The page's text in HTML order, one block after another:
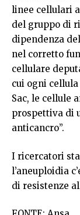
linee cellulari
del gruppo di
dipendenza
nel corretto
cellulare
cui ogni
Sac, le cellule
prospettiva di
anticancro”.
I ricercatori
l’aneuploidia
di resistenze